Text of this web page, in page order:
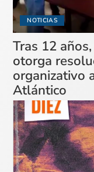
NOTICIAS
Tras 12
otorga
organizativo
Atlántico